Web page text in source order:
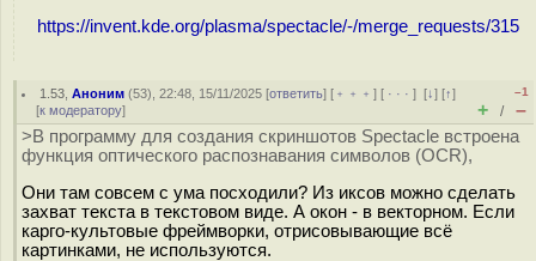
https://invent.kde.org/plasma/spectacle/-/merge_requests/315
1.53 ,Аноним (53), 22:48, 15/11/2025 [ответить] [ ﹢﹢﹢] [ · · ·][↓] [↑]
[к модератору]
–1
+ / –
>В программу для создания скриншотов Spectacle встроена
функция оптического распознавания символов (OCR),
Они там совсем с ума посходили? Из иксов можно сделать
захват текста в текстовом виде. А окон - в векторном. Если
карго-культовые фреймворки, отрисовывающие всё
картинками, не используются.